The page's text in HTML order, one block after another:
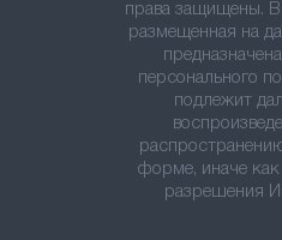
права защищены.
размещенная на
персонального
подлежит
форме, иначе как
разрешения